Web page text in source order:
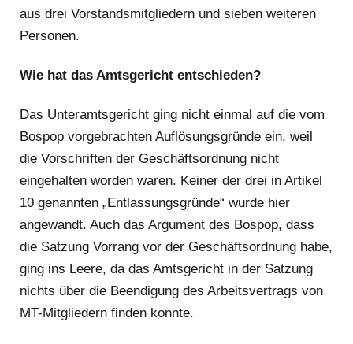
aus drei Vorstandsmitgliedern und sieben weiteren
Personen.
Wie hat das Amtsgericht entschieden?
Das Unteramtsgericht ging nicht einmal auf die vom
Bospop vorgebrachten Auflösungsgründe ein, weil
die Vorschriften der Geschäftsordnung nicht
eingehalten worden waren. Keiner der drei in Artikel
10 genannten „Entlassungsgründe“ wurde hier
angewandt. Auch das Argument des Bospop, dass
die Satzung Vorrang vor der Geschäftsordnung habe,
ging ins Leere, da das Amtsgericht in der Satzung
nichts über die Beendigung des Arbeitsvertrags von
MT-Mitgliedern finden konnte.